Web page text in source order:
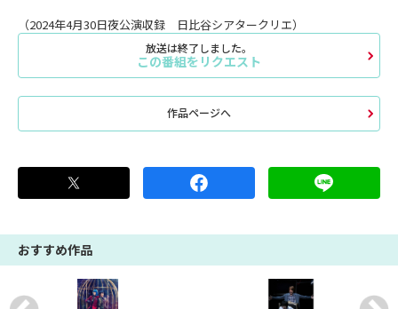
（2024年4月30日夜公演収録 日比谷シアタークリエ）
放送は終了しました。
この番組をリクエスト
作品ページへ
おすすめ作品